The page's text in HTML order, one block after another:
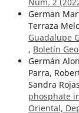
Núm. 2
German
Terraza
Guadalupe
, Boletín
Germán
Parra,
Sandra
phosphate
Oriental,